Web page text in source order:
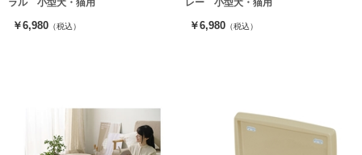
ラル 小型犬・猫用
￥6,980 （税込）
レー 小型犬・猫用
￥6,980 （税込）